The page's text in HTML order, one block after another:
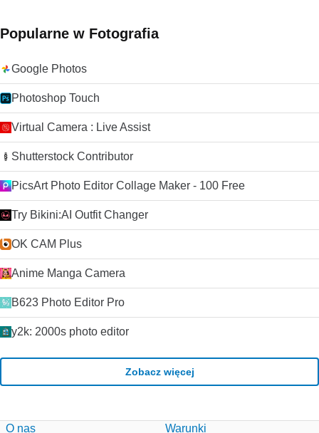
Popularne w Fotografia
Google Photos
Photoshop Touch
Virtual Camera : Live Assist
Shutterstock Contributor
PicsArt Photo Editor Collage Maker - 100 Free
Try Bikini:AI Outfit Changer
OK CAM Plus
Anime Manga Camera
B623 Photo Editor Pro
y2k: 2000s photo editor
Zobacz więcej
O nas Warunki